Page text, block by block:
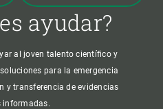
ayudar?
al joven talento científico y
para la emergencia
y transferencia de evidencias
informadas.